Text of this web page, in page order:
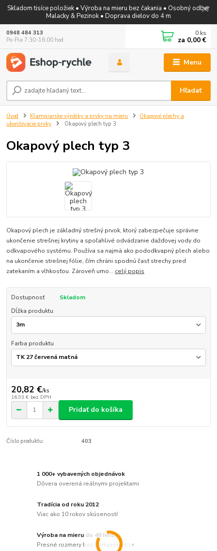
Skladom tisíce položiek • Výroba na mieru bez čakania • Osobný odber
Malacky & Pezinok • Doprava dielov do 4 m
Menu
Hľadať
0948 484 313
Po-Pia 7:30-16:00 hod
0 ks
za 0,00 €
Úvod Klampiarske výrobky a prvky na mieru
Okapové plechy a
ukončovacie prvky
Okapový plech typ 3
Okapový plech typ 3
Okapový plech je základný strešný prvok, ktorý zabezpečuje správne
ukončenie strešnej krytiny a spoľahlivé odvádzanie dažďovej vody do
odkvapového systému. Používa sa najmä ako pododkvapný plech alebo
na ukončenie strešnej fólie, čím chráni spodnú časť strechy pred
zatekaním a vlhkosťou. Zároveň umo... celý popis
Dostupnosť
Skladom
Dĺžka produktu
Farba produktu
20,82 €/ks
16,93 € bez DPH
Pridať do košíka
Číslo produktu: 403
1 000+ vybavených objednávok
Dôvera overená reálnymi projektami
Tradícia od roku 2012
Viac ako 10 rokov skúseností
Výroba na mieru do 48 hodín
Presné rozmery bez kompromisov